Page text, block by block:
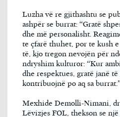
Luzha vë re gjithashtu se
ashpër se burrat: “Gratë
dhe më personalisht.
te çfarë thuhet, por te kush
të, kjo tregon nevojën për
ndryshim kulturor: “Kur
dhe respektues, gratë janë të
kontribuojnë po aq sa
Mexhide Demolli-Nimani,
Lëvizjes FOL, thekson se